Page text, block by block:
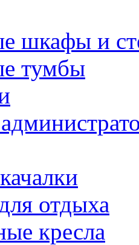
шкафы и
тумбы
отдыха
кресла